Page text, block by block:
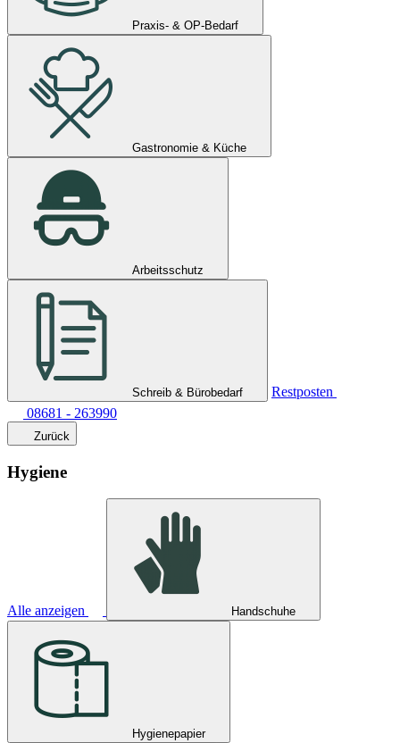
Praxis- & OP-Bedarf
Gastronomie & Küche
Arbeitsschutz
Schreib & Bürobedarf
Restposten
08681 - 263990
Zurück
Hygiene
Alle anzeigen Handschuhe
Hygienepapier